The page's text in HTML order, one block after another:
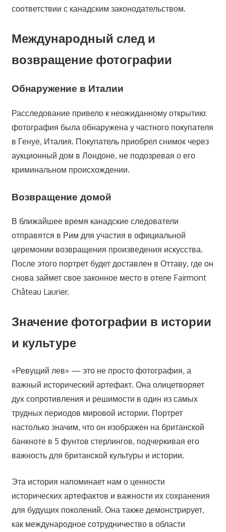
соответствии с канадским законодательством.
Международный след и
возвращение фотографии
Обнаружение в Италии
Расследование привело к неожиданному открытию:
фотография была обнаружена у частного покупателя
в Генуе, Италия. Покупатель приобрел снимок через
аукционный дом в Лондоне, не подозревая о его
криминальном происхождении.
Возвращение домой
В ближайшее время канадские следователи
отправятся в Рим для участия в официальной
церемонии возвращения произведения искусства.
После этого портрет будет доставлен в Оттаву, где он
снова займет свое законное место в отеле Fairmont
Château Laurier.
Значение фотографии в истории
и культуре
«Ревущий лев» — это не просто фотография, а
важный исторический артефакт. Она олицетворяет
дух сопротивления и решимости в один из самых
трудных периодов мировой истории. Портрет
настолько значим, что он изображен на британской
банкноте в 5 фунтов стерлингов, подчеркивая его
важность для британской культуры и истории.
Эта история напоминает нам о ценности
исторических артефактов и важности их сохранения
для будущих поколений. Она также демонстрирует,
как международное сотрудничество в области